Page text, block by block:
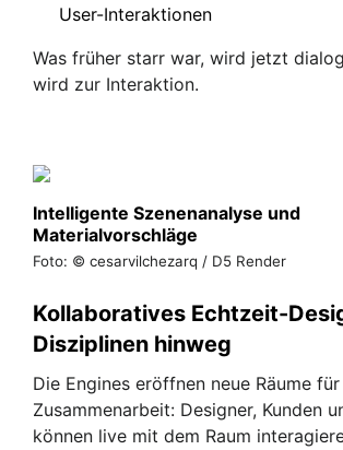
User-Interaktionen
Was früher starr war, wird jetzt
wird zur Interaktion.
Intelligente Szenenanalyse und
Materialvorschläge
Foto: © cesarvilchezarq / D5 Render
Kollaboratives Echtzeit-
Disziplinen hinweg
Die Engines eröffnen neue Räume für
Zusammenarbeit: Designer, Kunden
können live mit dem Raum